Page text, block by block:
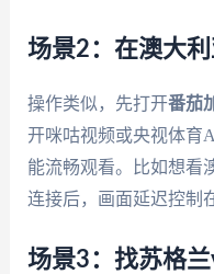
场景2：在澳大
操作类似，先打开番茄
开咪咕视频或央视体育
能流畅观看。比如想看
连接后，画面延迟控制
场景3：找苏格